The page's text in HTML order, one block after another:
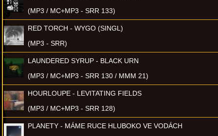
(MP3 / MC+MP3 - SRR 133)
RED TORCH - WYGO (SINGL)
(MP3 - SRR)
LAUNDERED SYRUP - BLACK URN
(MP3 / MC+MP3 - SRR 130 / MMM 21)
HOURLOUPE - LEVITATING FIELDS
(MP3 / MC+MP3 - SRR 128)
PLANETY - MÁME RUCE HLUBOKO VE VODÁCH